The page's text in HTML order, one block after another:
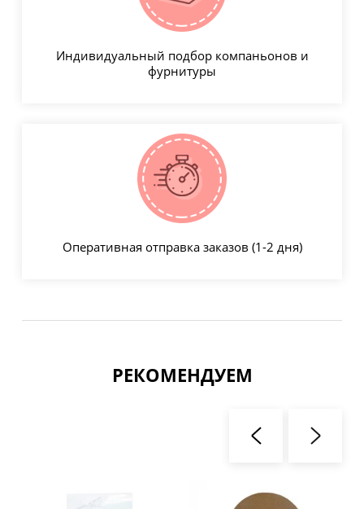
Индивидуальный подбор компаньонов и
фурнитуры
Оперативная отправка заказов (1-2 дня)
РЕКОМЕНДУЕМ